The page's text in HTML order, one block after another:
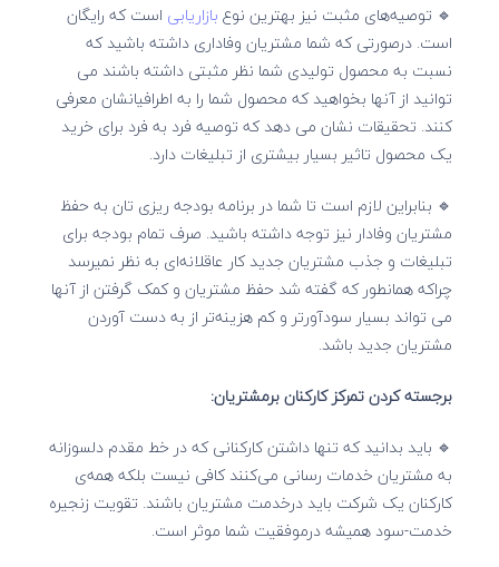
🔹 توصیه‌های مثبت نیز بهترین نوع بازاریابی است که رایگان
است. درصورتی که شما مشتریان وفاداری داشته باشید که
نسبت به محصول تولیدی شما نظر مثبتی داشته باشند می
توانید از آنها بخواهید که محصول شما را به اطرافیانشان معرفی
کنند. تحقیقات نشان می دهد که توصیه فرد به فرد برای خرید
یک محصول تاثیر بسیار بیشتری از تبلیغات دارد.
🔹 بنابراین لازم است تا شما در برنامه بودجه ریزی تان به حفظ
مشتریان وفادار نیز توجه داشته باشید. صرف تمام بودجه برای
تبلیغات و جذب مشتریان جدید کار عاقلانه‌ای به نظر نمیرسد
چراکه همانطور که گفته شد حفظ مشتریان و کمک گرفتن از آنها
می تواند بسیار سودآورتر و کم هزینه‌تر از به دست آوردن
مشتریان جدید باشد.
برجسته کردن تمرکز کارکنان برمشتریان:
🔹 باید بدانید که تنها داشتن کارکنانی که در خط مقدم دلسوزانه
به مشتریان خدمات رسانی می‌کنند کافی نیست بلکه همه‌ی
کارکنان یک شرکت باید درخدمت مشتریان باشند. تقویت زنجیره
خدمت-سود همیشه درموفقیت شما موثر است.